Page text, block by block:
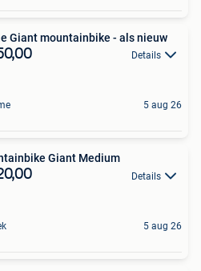
Giant mountainbike - als nieuw
Details
5 aug 26
Giant Medium
Details
5 aug 26